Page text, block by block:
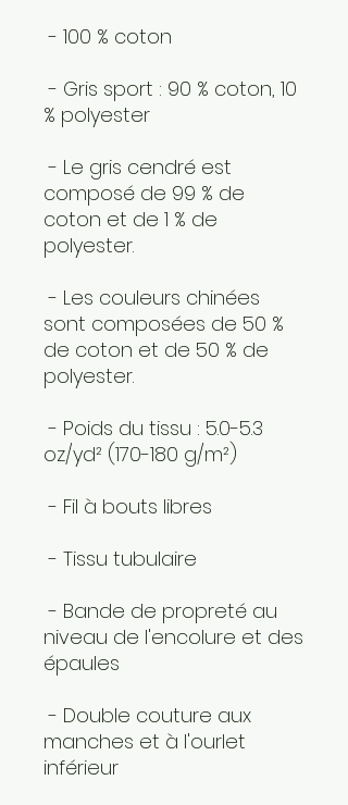
- 100 % coton
- Gris sport : 90 % coton, 10
% polyester
- Le gris cendré est
composé de 99 % de
coton et de 1 % de
polyester.
- Les couleurs chinées
sont composées de 50 %
de coton et de 50 % de
polyester.
- Poids du tissu : 5.0-5.3
oz/yd² (170-180 g/m²)
- Fil à bouts libres
- Tissu tubulaire
- Bande de propreté au
niveau de l'encolure et des
épaules
- Double couture aux
manches et à l'ourlet
inférieur